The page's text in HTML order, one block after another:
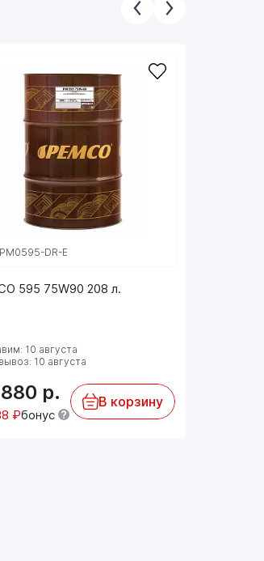
595 75W90 208 л.
DR-E
10 августа
10 августа
р.
₽бонус
В корзину